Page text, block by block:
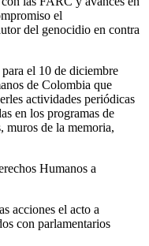
el
del genocidio en contra
el 10 de diciembre
de Colombia que
actividades periódicas
en los programas de
muros de la memoria,
Humanos a
acciones el acto a
con parlamentarios